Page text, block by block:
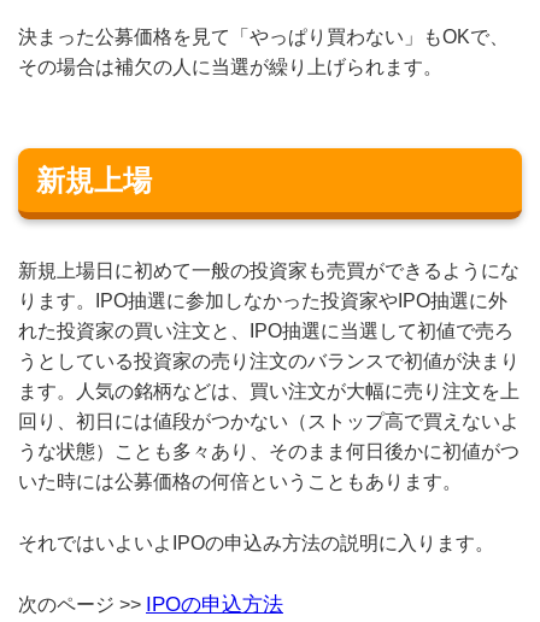
決まった公募価格を見て「やっぱり買わない」もOKで、
その場合は補欠の人に当選が繰り上げられます。
新規上場
新規上場日に初めて一般の投資家も売買ができるようにな
ります。IPO抽選に参加しなかった投資家やIPO抽選に外
れた投資家の買い注文と、IPO抽選に当選して初値で売ろ
うとしている投資家の売り注文のバランスで初値が決まり
ます。人気の銘柄などは、買い注文が大幅に売り注文を上
回り、初日には値段がつかない（ストップ高で買えないよ
うな状態）ことも多々あり、そのまま何日後かに初値がつ
いた時には公募価格の何倍ということもあります。
それではいよいよIPOの申込み方法の説明に入ります。
次のページ >> IPOの申込方法